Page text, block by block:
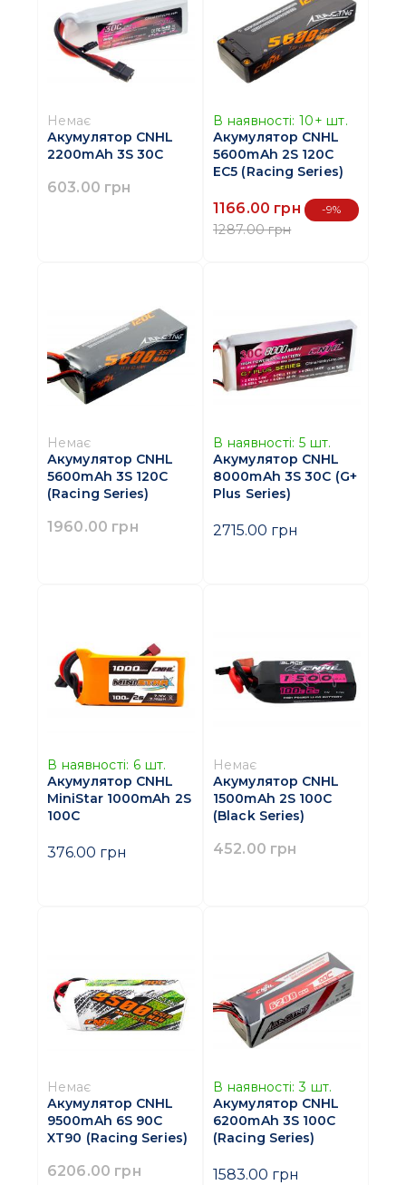
Немає
Акумулятор CNHL
2200mAh 3S 30C
603.00 грн
В наявності: 10+ шт.
Акумулятор CNHL
5600mAh 2S 120C
EC5 (Racing Series)
1166.00 грн -9%
1287.00 грн
Немає
Акумулятор CNHL
5600mAh 3S 120C
(Racing Series)
1960.00 грн
В наявності: 5 шт.
Акумулятор CNHL
8000mAh 3S 30C (G+
Plus Series)
2715.00 грн
В наявності: 6 шт.
Акумулятор CNHL
MiniStar 1000mAh 2S
100C
376.00 грн
Немає
Акумулятор CNHL
1500mAh 2S 100C
(Black Series)
452.00 грн
Немає
Акумулятор CNHL
9500mAh 6S 90C
XT90 (Racing Series)
6206.00 грн
В наявності: 3 шт.
Акумулятор CNHL
6200mAh 3S 100C
(Racing Series)
1583.00 грн